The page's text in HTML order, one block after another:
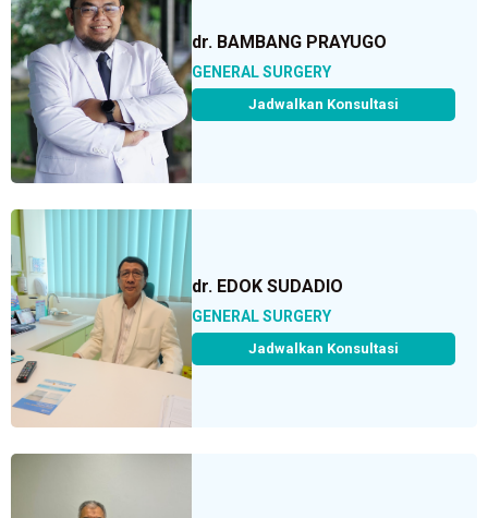
dr. BAMBANG PRAYUGO
GENERAL SURGERY
Jadwalkan Konsultasi
dr. EDOK SUDADIO
GENERAL SURGERY
Jadwalkan Konsultasi